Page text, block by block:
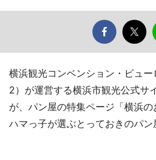
横浜観光コンベンション・ビュ
2）が運営する横浜市観光公式サ
が、パン屋の特集ページ「横浜の
ハマっ子が選ぶとっておきのパン